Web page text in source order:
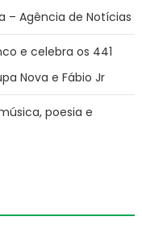
– Agência de Notícias
e celebra os 441
Nova e Fábio Jr
poesia e